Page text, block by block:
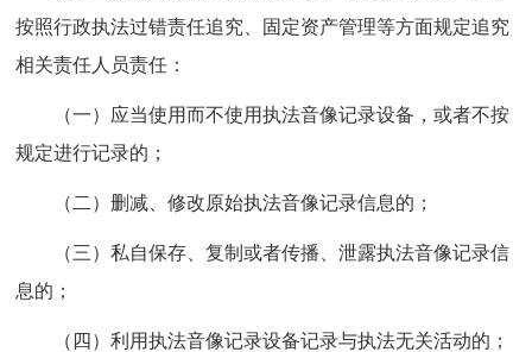
按照行政执法过错责任追究、固定资产管理等方面规定追究
相关责任人员责任：
（一）应当使用而不使用执法音像记录设备，或者不按
规定进行记录的；
（二）删减、修改原始执法音像记录信息的；
（三）私自保存、复制或者传播、泄露执法音像记录信
息的；
（四）利用执法音像记录设备记录与执法无关活动的；